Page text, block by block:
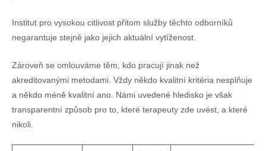
Institut pro vysokou citlivost přitom služby těchto odborníků
negarantuje stejně jako jejich aktuální vytíženost.
Zároveň se omlouváme těm, kdo pracují jinak než
akreditovanými metodami. Vždy někdo kvalitní kritéria nesplňuje
a někdo méně kvalitní ano. Námi uvedené hledisko je však
transparentní způsob pro to, které terapeuty zde uvést, a které
nikoli.